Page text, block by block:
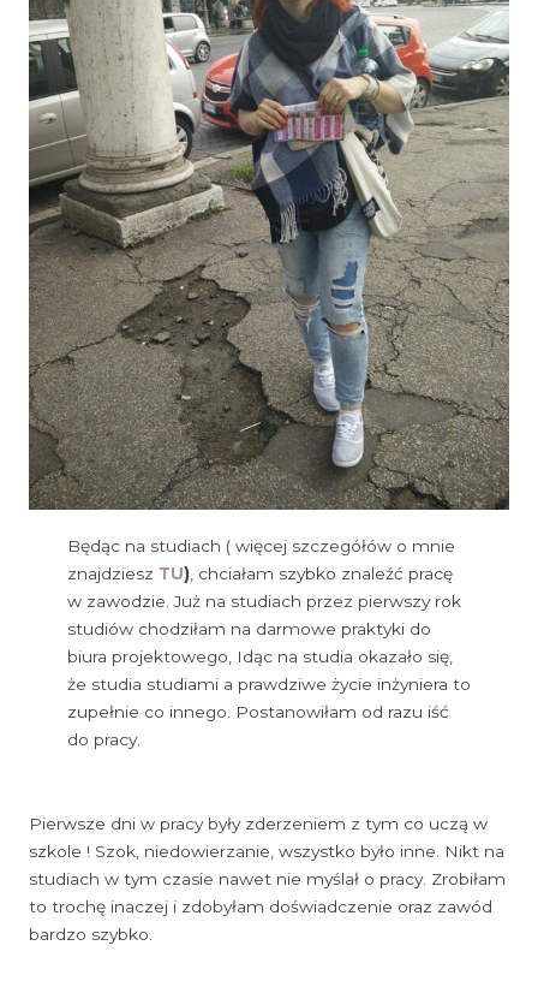
Będąc na studiach ( więcej szczegółów o mnie
znajdziesz TU) , chciałam szybko znaleźć pracę
w zawodzie. Już na studiach przez pierwszy rok
studiów chodziłam na darmowe praktyki do
biura projektowego, Idąc na studia okazało się,
że studia studiami a prawdziwe życie inżyniera to
zupełnie co innego. Postanowiłam od razu iść
do pracy.
Pierwsze dni w pracy były zderzeniem z tym co uczą w
szkole ! Szok, niedowierzanie, wszystko było inne. Nikt na
studiach w tym czasie nawet nie myślał o pracy. Zrobiłam
to trochę inaczej i zdobyłam doświadczenie oraz zawód
bardzo szybko.